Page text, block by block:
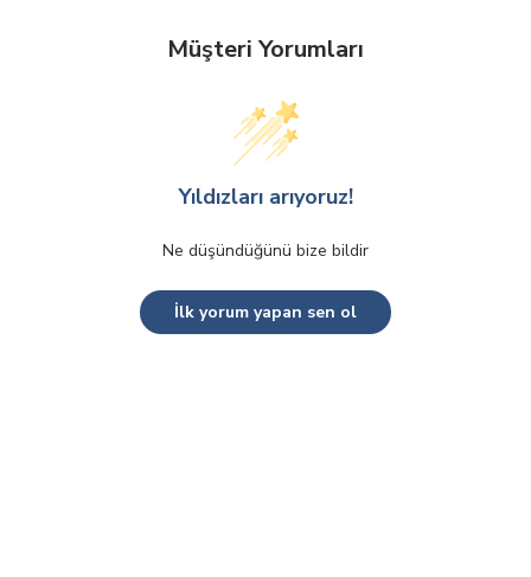
Müşteri Yorumları
Yıldızları arıyoruz!
Ne düşündüğünü bize bildir
İlk yorum yapan sen ol